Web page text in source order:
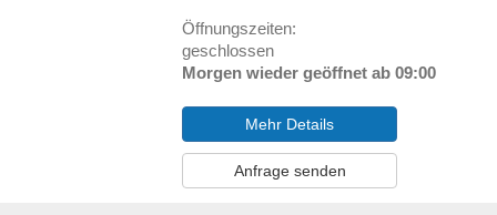
Öffnungszeiten:
geschlossen
Morgen wieder geöffnet ab 09:00
Mehr Details
Anfrage senden